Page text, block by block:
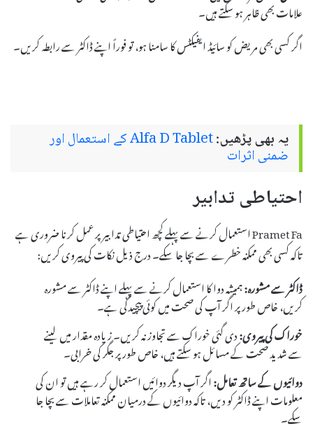
علامات بھی ظاہر ہو سکتے ہیں۔
اگر کسی بھی مریض کو سائیڈ ایفیکٹس کا سامنا ہو، تو فوراً اپنے ڈاکٹر سے رابطہ کریں۔
یہ بھی پڑھیں: Alfa D Tablet کے استعمال اور
ضمنی اثرات
احتیاطی تدابیر
Pramet Fa استعمال کرنے سے پہلے کچھ احتیاطی تدابیر پر عمل کرنا ضروری ہے
تاکہ کسی بھی ممکنہ خطرے سے بچا جا سکے۔ درج ذیل نکات کی پیروی کریں:
ڈاکٹر سے مشورہ:ہمیشہ دوا کا استعمال کرنے سے پہلے اپنے ڈاکٹر سے مشورہ
کریں، خاص طور پر اگر آپ کی صحت میں کوئی پیچیدگی ہے۔
خوراک کی پیروی:دی گئی خوراک سے تجاوز نہ کریں۔ زیادہ مقدار میں لینے
سے شدید صحت کے مسائل ہو سکتے ہیں، خاص طور پر جگر کی خرابی۔
دوائیوں کے ساتھ تعامل:اگر آپ دیگر دوائیں استعمال کر رہے ہیں تو ان کی
معلومات اپنے ڈاکٹر کو دیں، تاکہ دوائیوں کے درمیان ممکنہ تعاملات سے بچا جا
سکے۔